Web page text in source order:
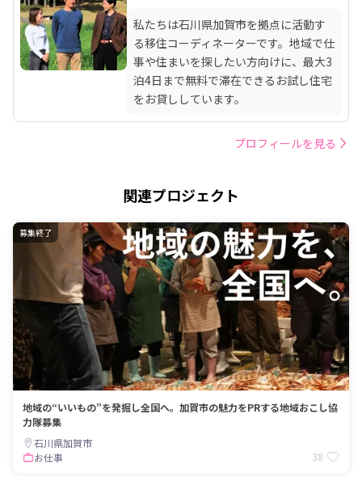
私たちは石川県加賀市を拠点に活動す
る移住コーディネーターです。地域で仕
事や住まいを探したい方向けに、最大3
泊4日まで無料で滞在できるお試し住宅
をお貸ししています。
プロフィールを見る
関連プロジェクト
募集終了
地域の“いいもの”を発掘し全国へ。加賀市の魅力をPRする地域おこし協
力隊募集
石川県加賀市
お仕事
38